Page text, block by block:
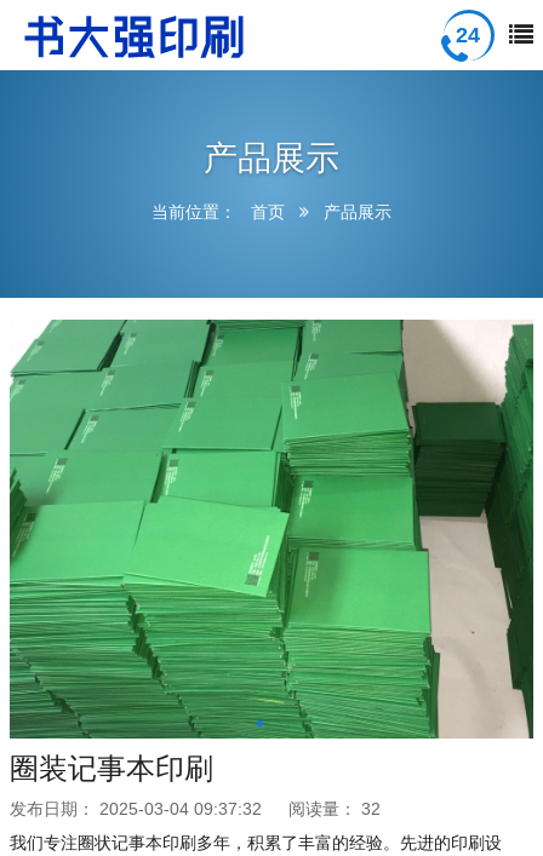
产品展示
当前位置： 首页 产品展示
圈装记事本印刷
发布日期： 2025-03-04 09:37:32 阅读量：
32
我们专注圈状记事本印刷多年，积累了丰富的经验。先进的印刷设